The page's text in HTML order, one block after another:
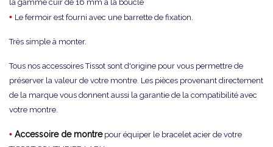
la gamme cuir de 16 mm à la boucle
• Le fermoir est fourni avec une barrette de fixation.
Très simple à monter.
Tous nos accessoires Tissot sont d'origine pour vous permettre de
préserver la valeur de votre montre. Les pièces provenant directement
de la marque vous donnent aussi la garantie de la compatibilité avec
votre montre.
• Accessoire de montrepour équiper le bracelet acier de votre